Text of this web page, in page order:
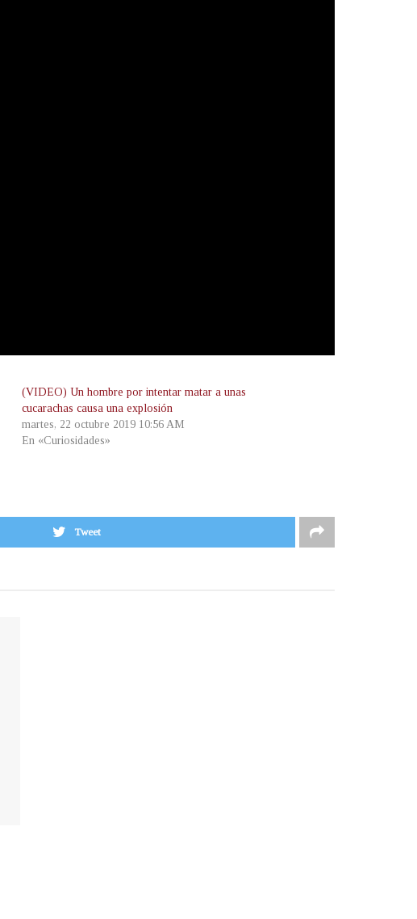
(VIDEO) Un hombre por intentar matar a unas
cucarachas causa una explosión
martes, 22 octubre 2019 10:56 AM
En «Curiosidades»
Tweet